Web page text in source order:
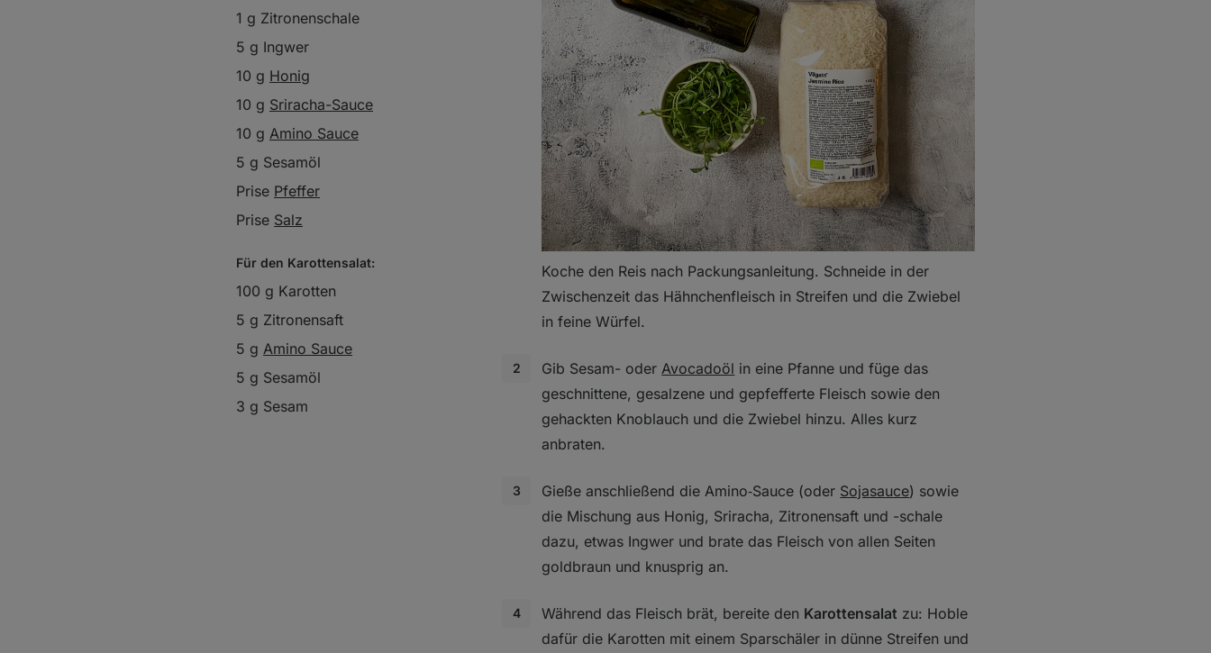
1 g Zitronenschale
5 g Ingwer
10 g Honig
10 g Sriracha-Sauce
10 g Amino Sauce
5 g Sesamöl
Prise Pfeffer
Prise Salz
Für den Karottensalat:
100 g Karotten
5 g Zitronensaft
5 g Amino Sauce
5 g Sesamöl
3 g Sesam
Koche den Reis nach Packungsanleitung. Schneide in der
Zwischenzeit das Hähnchenfleisch in Streifen und die Zwiebel
in feine Würfel.
Gib Sesam- oder Avocadoöl in eine Pfanne und füge das
geschnittene, gesalzene und gepfefferte Fleisch sowie den
gehackten Knoblauch und die Zwiebel hinzu. Alles kurz
anbraten.
Gieße anschließend die Amino‑Sauce (oder Sojasauce) sowie
die Mischung aus Honig, Sriracha, Zitronensaft und -schale
dazu, etwas Ingwer und brate das Fleisch von allen Seiten
goldbraun und knusprig an.
Während das Fleisch brät, bereite den Karottensalat zu: Hoble
dafür die Karotten mit einem Sparschäler in dünne Streifen und